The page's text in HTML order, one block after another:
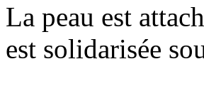
La peau est
est solidarisée